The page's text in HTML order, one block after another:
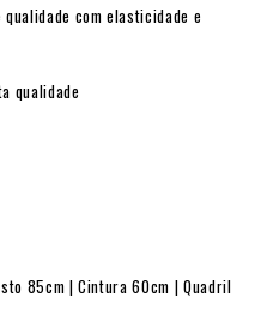
com elasticidade e
qualidade
85cm | Cintura 60cm | Quadril